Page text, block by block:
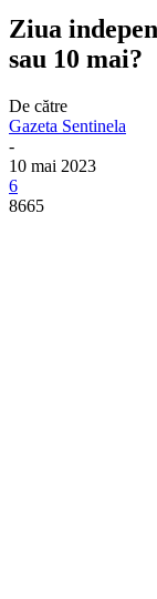
Ziua
sau 10 mai?
De către
Gazeta Sentinela
-
10 mai 2023
6
8665